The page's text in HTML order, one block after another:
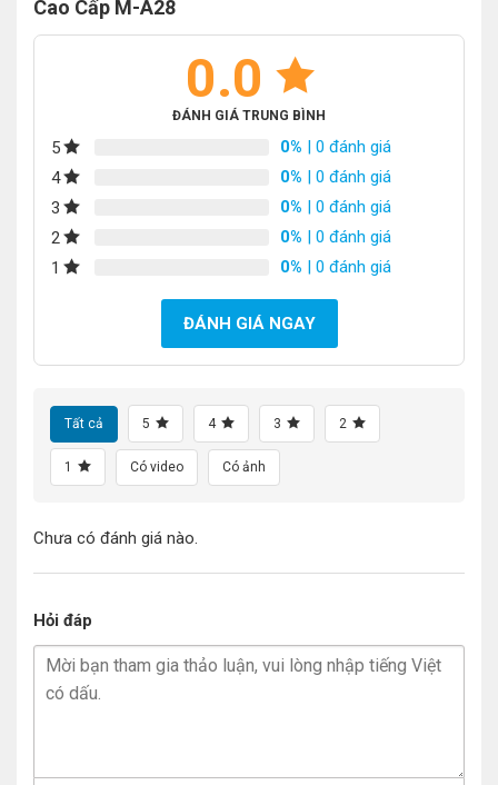
Cao Cấp M-A28
0.0
ĐÁNH GIÁ TRUNG BÌNH
5 0% | 0 đánh giá
4
0% | 0 đánh giá
3
0% | 0 đánh giá
2
0% | 0 đánh giá
1
0% | 0 đánh giá
ĐÁNH GIÁ NGAY
Tất cả 5 4 3 2
1 Có video Có ảnh
Chưa có đánh giá nào.
Hỏi đáp